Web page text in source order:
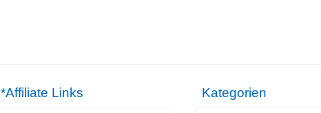
*Affiliate Links Kategorien